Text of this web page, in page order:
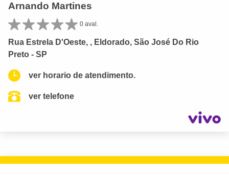
Arnando Martines
0 aval.
Rua Estrela D'Oeste, , Eldorado, São José Do Rio
Preto - SP
ver horario de atendimento.
ver telefone